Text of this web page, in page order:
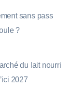
sans pass
?
du lait nourri
2027